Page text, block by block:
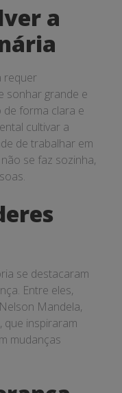
a
requer
sonhar grande e
de forma clara e
cultivar a
de trabalhar em
se faz sozinha,
se destacaram
Entre eles,
Mandela,
que inspiraram
mudanças